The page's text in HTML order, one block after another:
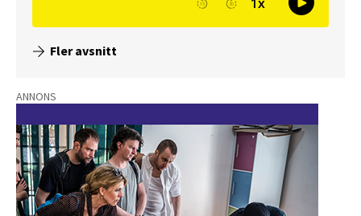
Fler avsnitt
ANNONS